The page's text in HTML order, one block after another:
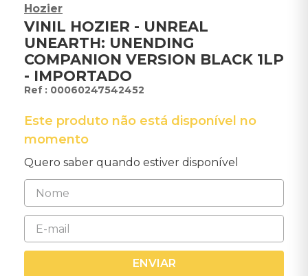
Hozier
VINIL HOZIER - UNREAL
UNEARTH: UNENDING
COMPANION VERSION BLACK 1LP
- IMPORTADO
: 00060247542452
Este produto não está disponível no
momento
Quero saber quando estiver disponível
ENVIAR